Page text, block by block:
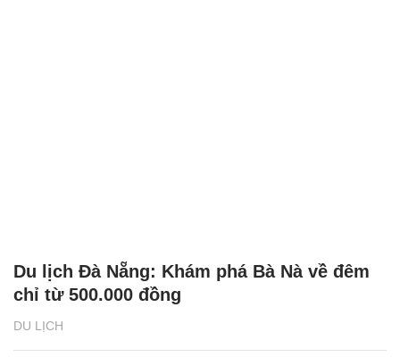
DU LỊCH
Du lịch Đà Nẵng: Khám phá Bà Nà về đêm
chỉ từ 500.000 đồng